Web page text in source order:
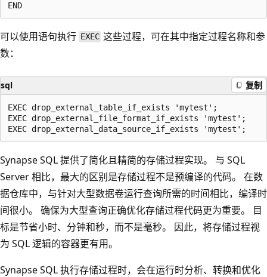
可以使用语句执行 EXEC 这些过程，可在其中指定过程名称和参
数：
sql 复制
EXEC drop_external_table_if_exists 'mytest';
EXEC drop_external_file_format_if_exists 'mytest';
Synapse SQL 提供了简化且精简的存储过程实现。 与 SQL
Server 相比，最大的区别是存储过程不是预编译的代码。 在数
据仓库中，与针对大型数据卷运行查询所需的时间相比，编译时
间很小。 确保为大型查询正确优化存储过程代码更为重要。 目
标是节省小时、分钟和秒，而不是毫秒。 因此，将存储过程视
为 SQL 逻辑的容器更有用。
Synapse SQL 执行存储过程时，会在运行时分析、转换和优化